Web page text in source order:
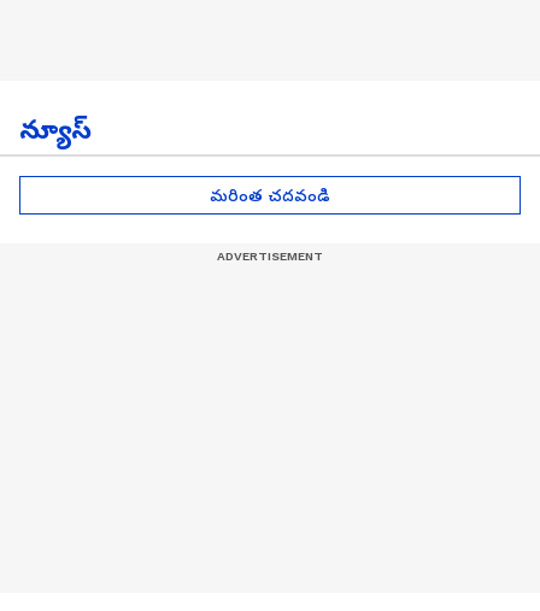
న్యూస్
మరింత చదవండి